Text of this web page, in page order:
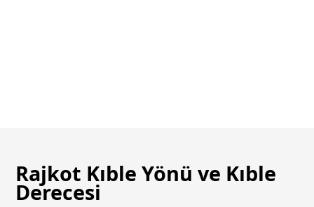
Rajkot Kıble Yönü ve Kıble
Derecesi